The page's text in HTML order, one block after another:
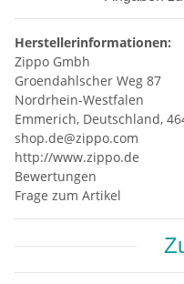
Herstellerinformationen:
Zippo Gmbh
Groendahlscher Weg 87
Nordrhein-Westfalen
Emmerich, Deutschland,
shop.de@zippo.com
http://www.zippo.de
Bewertungen
Frage zum Artikel